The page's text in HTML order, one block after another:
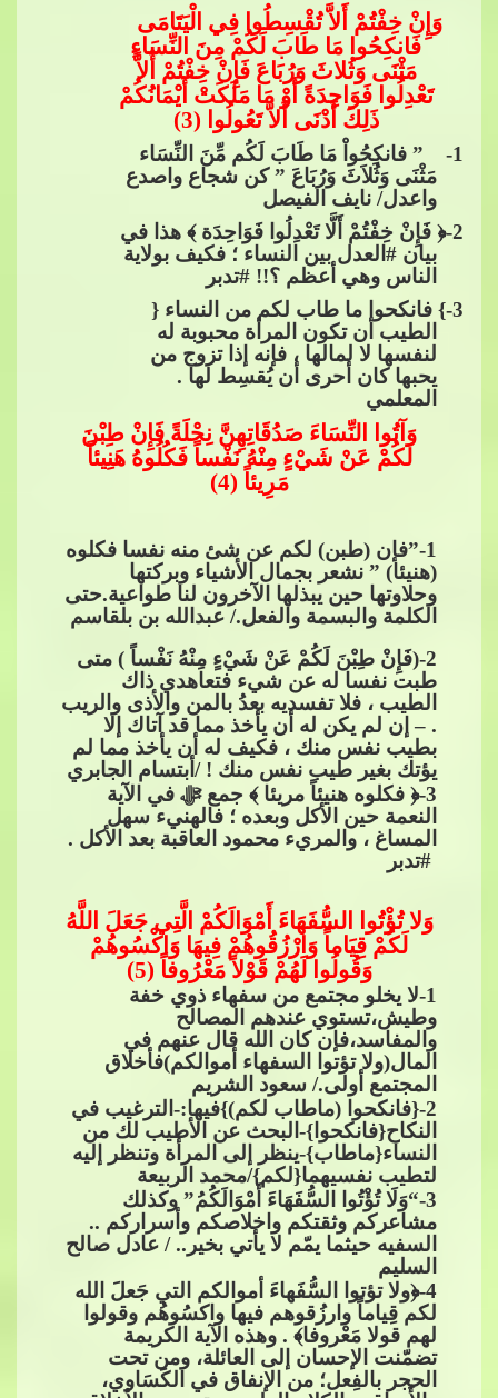
وَإِنْ خِفْتُمْ أَلاَّ تُقْسِطُوا فِي الْيَتَامَى
فَانكِحُوا مَا طَابَ لَكُمْ مِنَ النِّسَاءِ
مَثْنَى وَثُلاثَ وَرُبَاعَ فَإِنْ خِفْتُمْ أَلاَّ
تَعْدِلُوا فَوَاحِدَةً أَوْ مَا مَلَكَتْ أَيْمَانُكُمْ
ذَلِكَ أَدْنَى أَلاَّ تَعُولُوا (3)
1- ” فانكِحُواْ مَا طَابَ لَكُم مِّنَ النِّسَاء
مَثْنَى وَثُلاَثَ وَرُبَاعَ ” كن شجاع واصدع
واعدل/ نايف الفيصل
2-﴿ فَإِنْ خِفْتُمْ أَلَّا تَعْدِلُوا فَوَاحِدَة ﴾ هذا في
بيان​​ #العدل ​​ بين النساء ؛ فكيف بولاية
الناس وهي أعظم ؟!!​​ #تدبر
3-} فانكحوا ما طاب لكم من النساء {
الطيب أن تكون المرأة محبوبة له
لنفسها لا لمالها ، فإنه إذا تزوج من
يحبها كان أحرى أن يُقسِط لها .
المعلمي
وَآتُوا النِّسَاءَ​​ صَدُقَاتِهِنَّ نِحْلَةً فَإِنْ طِبْنَ
لَكُمْ عَنْ شَيْءٍ مِنْهُ نَفْساً فَكُلُوهُ هَنِيئاً
مَرِيئاً (4)
1-”فإن (طبن) لكم عن شئ منه نفسا فكلوه
(هنيئا) ” نشعر بجمال الأشياء وبركتها
وحلاوتها حين يبذلها الآخرون لنا طواعية.حتى
الكلمة والبسمة والفعل./ عبدالله​​ بن بلقاسم
2-(فَإِنْ طِبْنَ لَكُمْ عَنْ شَيْءٍ مِنْهُ نَفْساً ) متى
طبت نفسا له عن شيء فتعاهدي ذاك
الطيب ، فلا تفسديه بعدُ بالمن والأذى والريب
. – إن لم يكن له أن يأخذ مما قد آتاك إلا
بطيب نفس منك ، فكيف له أن يأخذ مما لم
يؤتك بغير طيب نفس منك ! /أبتسام الجابري
3-﴿ فكلوه هنيئاً مريئا ﴾ جمع​​ﷻ ​​ في الآية
النعمة حين الأكل وبعده ؛ فالهنيء سهل
المساغ ، والمريء محمود العاقبة بعد الأكل .​​
#تدبر
وَلا تُؤْتُوا السُّفَهَاءَ أَمْوَالَكُمْ الَّتِي جَعَلَ اللَّهُ
لَكُمْ قِيَاماً وَارْزُقُوهُمْ فِيهَا وَاكْسُوهُمْ
وَقُولُوا لَهُمْ قَوْلاً مَعْرُوفاً (5)
1-لا يخلو مجتمع من سفهاء ذوي خفة
وطيش،تستوي عندهم المصالح
والمفاسد،فإن كان الله قال عنهم في
المال(وﻻ تؤتوا السفهاء أموالكم)فأخلاق
المجتمع أولى./ سعود الشريم
2
-{فانكحوا (ماطاب لكم)}فيها:-الترغيب في
النكاح{فانكحوا}-البحث عن الأطيب لك من
النساء{ماطاب}-ينظر إلى المرأة وتنظر إليه
لتطيب نفسيهما{لكم}/محمد الربيعة
3-“وَلَا تُؤْتُوا السُّفَهَاءَ أَمْوَالَكُمُ” وكذلك
مشاعركم وثقتكم واخلاصكم وأسراركم ..
السفيه حيثما يمّم ل ا يأتي بخير.. / عادل صالح
السليم
4-﴿ولا تؤتوا السُّفَهاءَ أموالكم التي جَعلَ الله
لكم قِياماً وارزُقوهم فيها واكسُوهُم وقولوا
لهم قولا مَعْروفا﴾ . وهذه الآية الكريمة
تضمّنت الإحسان إلى العائلة، ومن تحت
الحجر بالفِعل؛ من الإنفاق في الكَسَاوي،